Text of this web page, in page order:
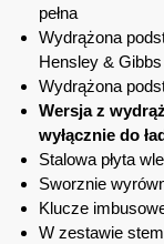
pełna
Wydrążona
Hensley &
Wydrążona
Wersja z
wyłącznie do
Stalowa płyta
Sworznie
Klucze
W zestawie